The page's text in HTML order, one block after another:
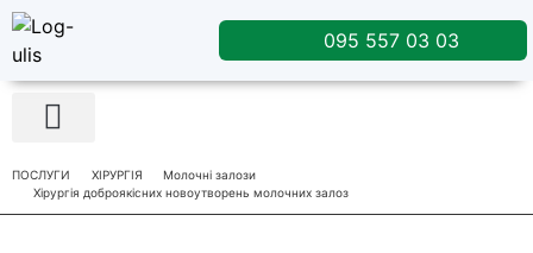
095 557 03 03
ПОСЛУГИ ХІРУРГІЯ
Молочні залози
Хірургія доброякісних новоутворень молочних залоз